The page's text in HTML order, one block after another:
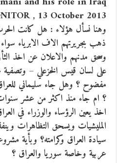
, 13 October 2013
وهنا نسأل هؤلاء : هل كانت
ذهب بجريرتهم الاف الابرياء
وسحق مدنهم والاعلان عن اخذ
على لسان قيس الخزعلي –
مفضوح ؟ وهل جاء سليماني
؟ ام جاء منذ اكثر من عشر
اخذ يعين الرؤساء والوزراء في
المليشيات ويسحق التظاهرات وينفذ
سيادة العراق وكرامته؟ وبأية
عربية وخاصة سوريا والعراق ؟